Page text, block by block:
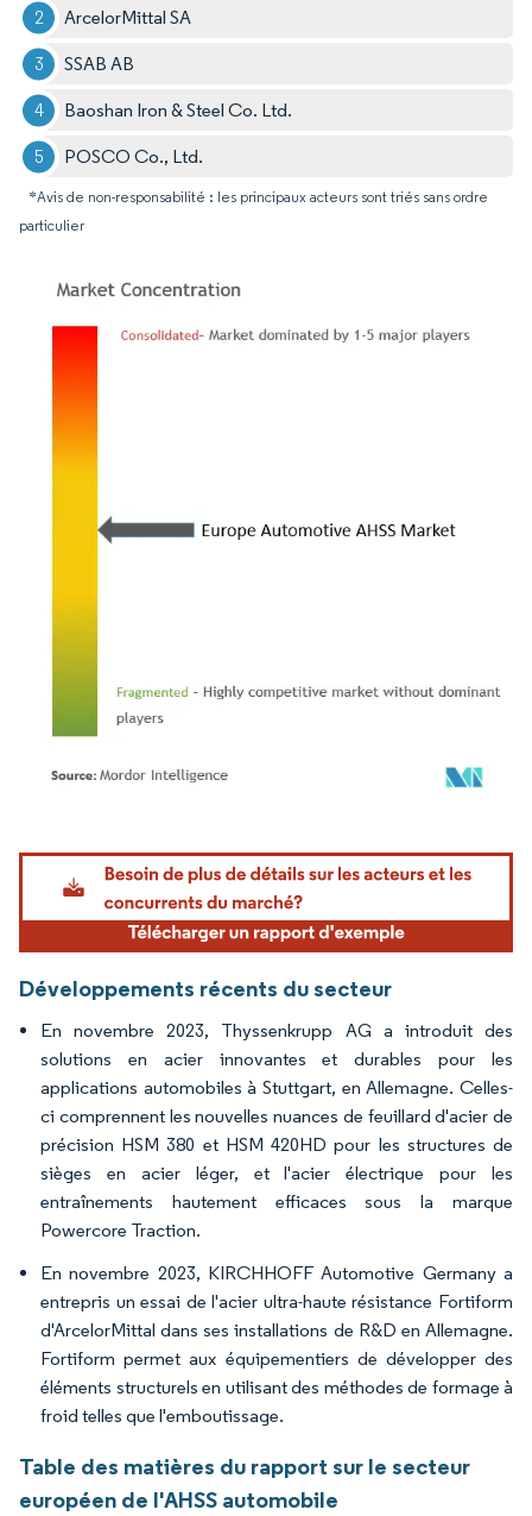
ArcelorMittal SA
SSAB AB
Baoshan Iron & Steel Co. Ltd.
POSCO Co., Ltd.
*Avis de non-responsabilité : les principaux acteurs sont triés sans ordre
particulier
Image © Mordor Intelligence. La réutilisation nécessite une attribution sous CC BY
Développements récents du secteur
En novembre 2023, Thyssenkrupp AG a introduit des
solutions en acier innovantes et durables pour les
applications automobiles à Stuttgart, en Allemagne. Celles-
ci comprennent les nouvelles nuances de feuillard d'acier de
précision HSM 380 et HSM 420HD pour les structures de
sièges en acier léger, et l'acier électrique pour les
entraînements hautement efficaces sous la marque
Powercore Traction.
En novembre 2023, KIRCHHOFF Automotive Germany a
entrepris un essai de l'acier ultra-haute résistance Fortiform
d'ArcelorMittal dans ses installations de R&D en Allemagne.
Fortiform permet aux équipementiers de développer des
éléments structurels en utilisant des méthodes de formage à
froid telles que l'emboutissage.
Table des matières du rapport sur le secteur
européen de l'AHSS automobile